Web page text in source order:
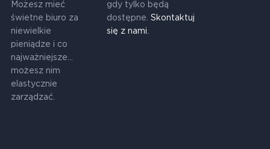
Możesz mieć
świetne biuro za
niewielkie
pieniądze i co
najważniejsze...
możesz nim
elastycznie
zarządzać.
gdy tylko będą
dostępne. Skontaktuj
się z nami.